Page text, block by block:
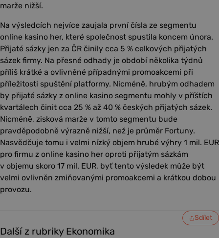
marže nižší.
Na výsledcích nejvíce zaujala první čísla ze segmentu
online kasino her, které společnost spustila koncem února.
Přijaté sázky jen za ČR činily cca 5 % celkových přijatých
sázek firmy. Na přesné odhady je období několika týdnů
příliš krátké a ovlivněné případnými promoakcemi při
příležitosti spuštění platformy. Nicméně, hrubým odhadem
by přijaté sázky z online kasino segmentu mohly v příštích
kvartálech činit cca 25 % až 40 % českých přijatých sázek.
Nicméně, zisková marže v tomto segmentu bude
pravděpodobně výrazně nižší, než je průměr Fortuny.
Nasvědčuje tomu i velmi nízký objem hrubé výhry 1 mil. EUR
pro firmu z online kasino her oproti přijatým sázkám
v objemu skoro 17 mil. EUR, byť tento výsledek může být
velmi ovlivněn zmiňovanými promoakcemi a krátkou dobou
provozu.
Sdílet
Další z rubriky Ekonomika